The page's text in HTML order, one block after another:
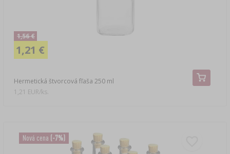
Hermetická štvorcová fľaša 250 ml
1,56 €
1,21 €
1,21 EUR/ks.
Nová cena (-7%)